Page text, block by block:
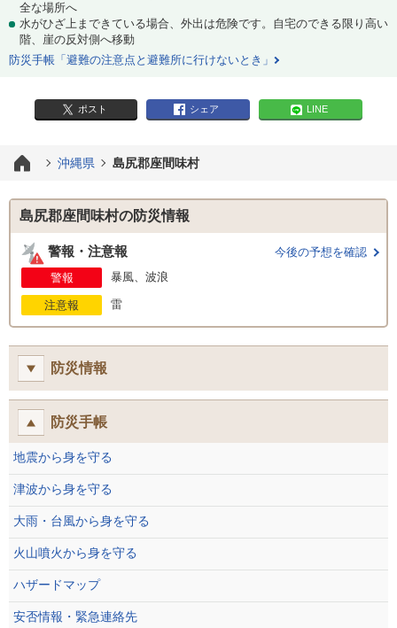
全な場所へ
水がひざ上まできている場合、外出は危険です。自宅のできる限り高い
階、崖の反対側へ移動
防災手帳「避難の注意点と避難所に行けないとき」
ポスト シェア LINE
沖縄県 島尻郡座間味村
島尻郡座間味村の防災情報
警報・注意報
今後の予想を確認
警報
暴風、波浪
注意報 雷
防災情報
防災手帳
地震から身を守る
津波から身を守る
大雨・台風から身を守る
火山噴火から身を守る
ハザードマップ
安否情報・緊急連絡先